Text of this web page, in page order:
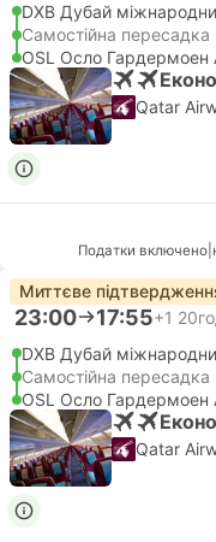
DXB Дубай
Самостійна пересадка
OSL Осло Гардермоен
Qatar
Податки включено
Миттєве
23:00 17:55+1
DXB Дубай
Самостійна пересадка
OSL Осло Гардермоен
Qatar